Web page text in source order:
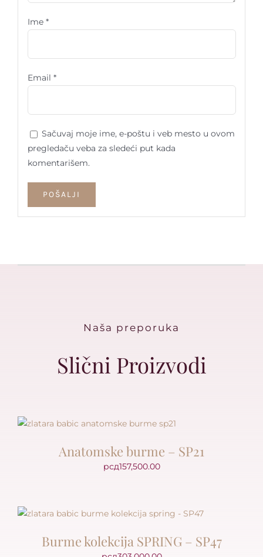
Ime *
Email *
Sačuvaj moje ime, e-poštu i veb mesto u ovom
pregledaču veba za sledeći put kada
komentarišem.
Naša preporuka
Slični Proizvodi
Anatomske burme – SP21
рсд157,500.00
Burme kolekcija SPRING – SP47